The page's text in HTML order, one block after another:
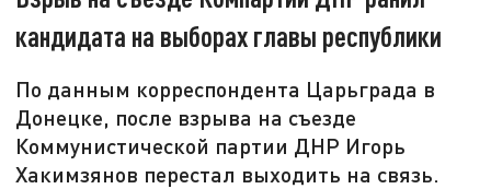
кандидата на выборах главы республики
По данным корреспондента Царьграда в
Донецке, после взрыва на съезде
Коммунистической партии ДНР Игорь
Хакимзянов перестал выходить на связь.